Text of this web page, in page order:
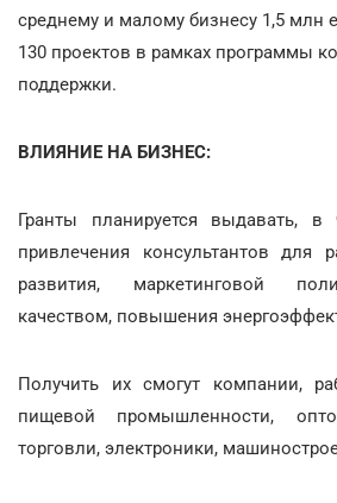
среднему и малому бизнесу 1,5 млн
130 проектов в рамках программы
поддержки.
ВЛИЯНИЕ НА БИЗНЕС:
Гранты планируется выдавать, в
привлечения консультантов для
развития, маркетинговой
качеством, повышения
Получить их смогут компании,
пищевой промышленности,
торговли, электроники,